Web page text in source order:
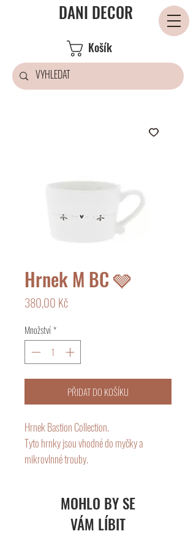
Košík
DANI DECOR
Hrnek M BC 🩶
380,00 KčCena
Množství*
PŘIDAT DO KOŠÍKU
Hrnek Bastion Collection.
Tyto hrnky jsou vhodné do myčky a
mikrovlnné trouby.
Rodinná holandská značka Bastion
MOHLO BY SE
VÁM LÍBIT